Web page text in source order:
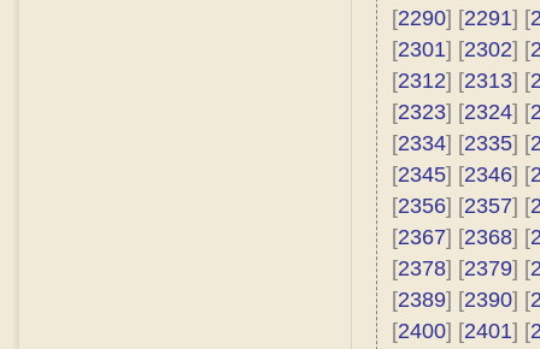
[2290] [2291] [
[2301] [2302] [
[2312] [2313] [
[2323] [2324] [
[2334] [2335] [
[2345] [2346] [
[2356] [2357] [
[2367] [2368] [
[2378] [2379] [
[2389] [2390] [
[2400] [2401] [